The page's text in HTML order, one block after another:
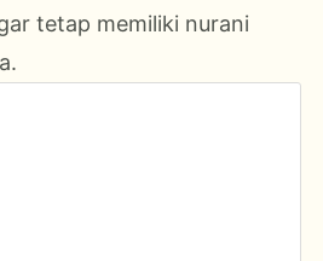
tetap memiliki nurani